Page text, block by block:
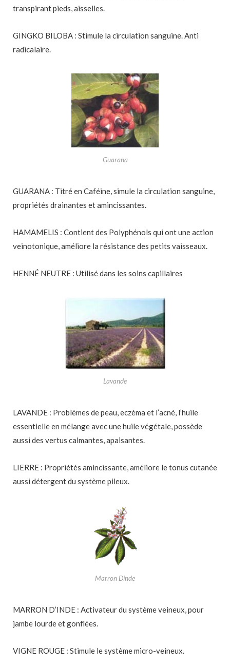
transpirant pieds, aisselles.
GINGKO BILOBA : Stimule la circulation sanguine. Anti
radicalaire.
Guarana
GUARANA : Titré en Caféine, simule la circulation sanguine,
propriétés drainantes et amincissantes.
HAMAMELIS : Contient des Polyphénols qui ont une action
veinotonique, améliore la résistance des petits vaisseaux.
HENNÉ NEUTRE : Utilisé dans les soins capillaires
Lavande
LAVANDE : Problèmes de peau, eczéma et l’acné, l’huile
essentielle en mélange avec une huile végétale, possède
aussi des vertus calmantes, apaisantes.
LIERRE : Propriétés amincissante, améliore le tonus cutanée
aussi détergent du système pileux.
Marron Dinde
MARRON D’INDE : Activateur du système veineux, pour
jambe lourde et gonflées.
VIGNE ROUGE : Stimule le système micro-veineux.